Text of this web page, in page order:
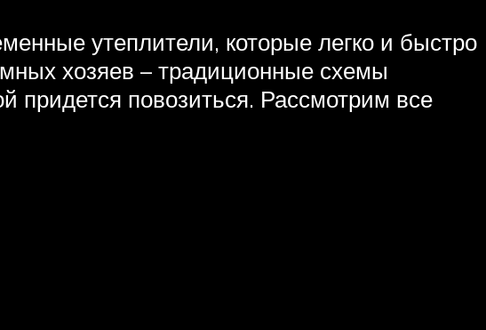
утеплители, которые легко и быстро
хозяев – традиционные схемы
придется повозиться. Рассмотрим все